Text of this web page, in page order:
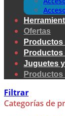
Ofertas
Productos
Juguetes
Productos
Filtrar
Categorías de